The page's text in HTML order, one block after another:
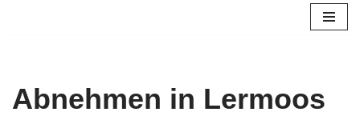
Abnehmen in Lermoos